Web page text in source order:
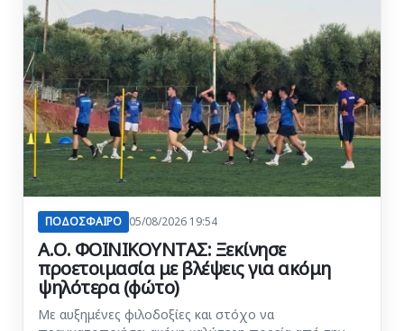
ΠΟΔΟΣΦΑΙΡΟ 05/08/2026 19:54
Α.Ο. ΦΟΙΝΙΚΟΥΝΤΑΣ: Ξεκίνησε
προετοιμασία με βλέψεις για ακόμη
ψηλότερα (φώτο)
Με αυξημένες φιλοδοξίες και στόχο να